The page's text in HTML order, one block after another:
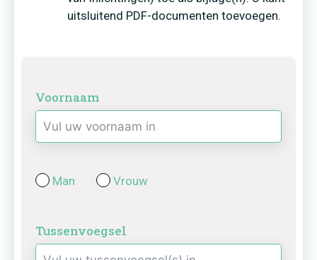
uitsluitend PDF-documenten toevoegen.
Voornaam
Man Vrouw
Tussenvoegsel